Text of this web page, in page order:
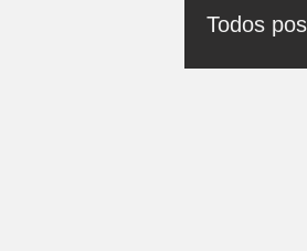
Todos